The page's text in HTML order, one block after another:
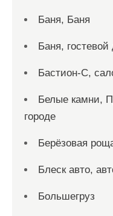
Баня, Баня
Баня, гостевой
Бастион-С,
Белые камни,
городе
Берёзовая
Блеск авто,
Большегруз